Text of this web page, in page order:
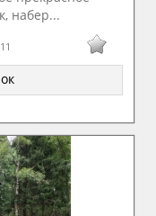
набер...